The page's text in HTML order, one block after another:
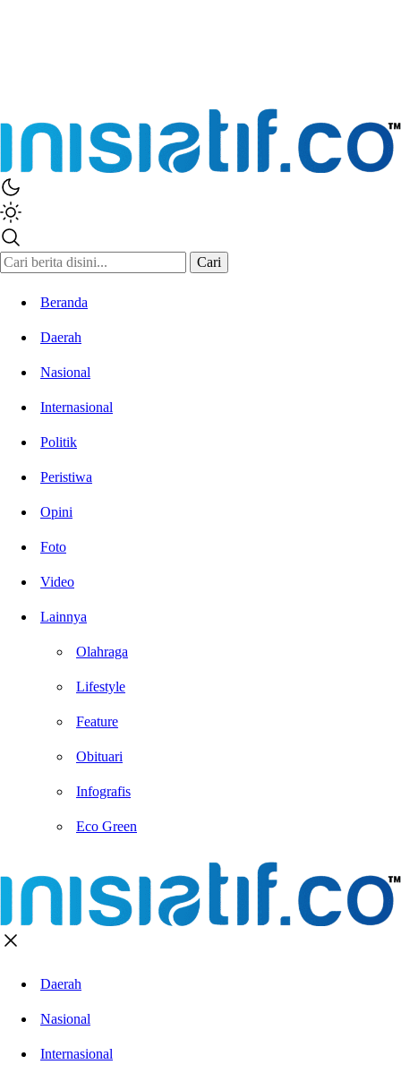
Inisiatif.co
Stay Connected Stay Informed
Cari
Beranda
Daerah
Nasional
Internasional
Politik
Peristiwa
Opini
Foto
Video
Lainnya
Olahraga
Lifestyle
Feature
Obituari
Infografis
Eco Green
Daerah
Nasional
Internasional